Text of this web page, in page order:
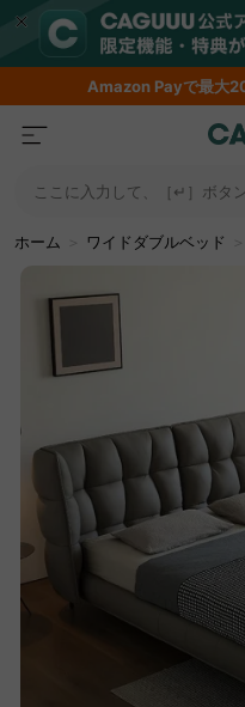
AmazonPayで最大
ここに入力して、［↵］ボタ
ホーム ワイドダブルベッド